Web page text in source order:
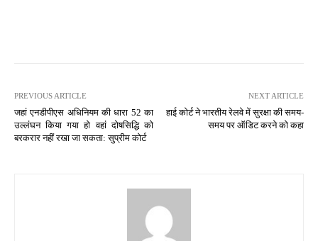
PREVIOUS ARTICLE
जहां एनडीपीएस अधिनियम की धारा 52 का
उल्लंघन किया गया हो वहां दोषसिद्धि को
बरकरार नहीं रखा जा सकता: सुप्रीम कोर्ट
NEXT ARTICLE
हाई कोर्ट ने भारतीय रेलवे में सुरक्षा की समय-
समय पर ऑडिट करने को कहा